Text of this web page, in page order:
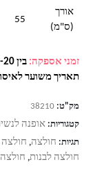
אורך
(ס"מ)
55
זמני אספקה: בין 15-20 ימי עסקים
תאריך משוער לאיסוף בין ה - 01
מק"ט: 38210
קטגוריות: אופנה
תגיות: חולצה,
חולצה לבנות,